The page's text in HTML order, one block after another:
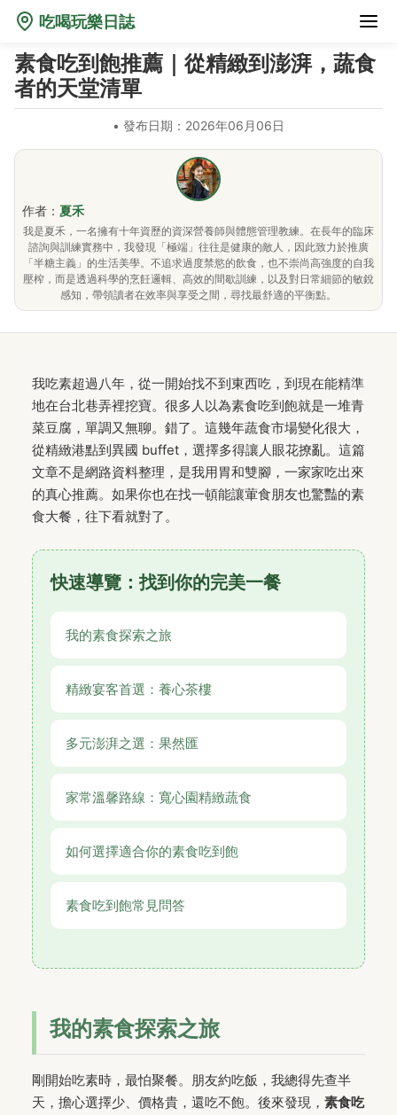
吃喝玩樂日誌
素食吃到飽推薦｜從精緻到澎湃，蔬食
者的天堂清單
• 發布日期：2026年06月06日
作者： 夏禾
我是夏禾，一名擁有十年資歷的資深營養師與體態管理教練。在長年的臨床
諮詢與訓練實務中，我發現「極端」往往是健康的敵人，因此致力於推廣
「半糖主義」的生活美學。不追求過度禁慾的飲食，也不崇尚高強度的自我
壓榨，而是透過科學的烹飪邏輯、高效的間歇訓練，以及對日常細節的敏銳
感知，帶領讀者在效率與享受之間，尋找最舒適的平衡點。
我吃素超過八年，從一開始找不到東西吃，到現在能精準
地在台北巷弄裡挖寶。很多人以為素食吃到飽就是一堆青
菜豆腐，單調又無聊。錯了。這幾年蔬食市場變化很大，
從精緻港點到異國 buffet，選擇多得讓人眼花撩亂。這篇
文章不是網路資料整理，是我用胃和雙腳，一家家吃出來
的真心推薦。如果你也在找一頓能讓葷食朋友也驚豔的素
食大餐，往下看就對了。
快速導覽：找到你的完美一餐
我的素食探索之旅
精緻宴客首選：養心茶樓
多元澎湃之選：果然匯
家常溫馨路線：寬心園精緻蔬食
如何選擇適合你的素食吃到飽
素食吃到飽常見問答
我的素食探索之旅
剛開始吃素時，最怕聚餐。朋友約吃飯，我總得先查半
天，擔心選擇少、價格貴，還吃不飽。後來發現， 素食吃